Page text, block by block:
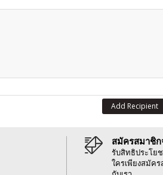
Add Recipient
สมัครสมาชิ
รับสิทธิประโย
ใครเพียงสมัค